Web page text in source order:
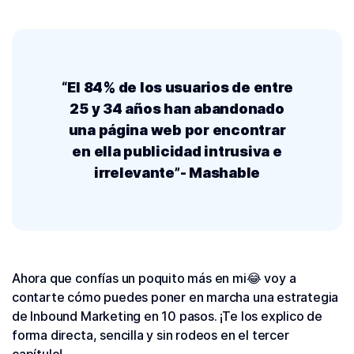
“El 84% de los usuarios de entre
25 y 34 años han abandonado
una página web por encontrar
en ella publicidad intrusiva e
irrelevante”- Mashable
Ahora que confías un poquito más en mi😂 voy a
contarte cómo puedes poner en marcha una estrategia
de Inbound Marketing en 10 pasos. ¡Te los explico de
forma directa, sencilla y sin rodeos en el tercer